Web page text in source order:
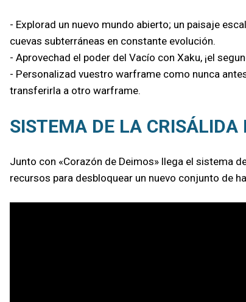
- Explorad un nuevo mundo abierto; un paisaje
cuevas subterráneas en constante evolución.
- Aprovechad el poder del Vacío con Xaku, ¡el
- Personalizad vuestro warframe como nunca
transferirla a otro warframe.
SISTEMA DE LA CRISÁLIDA
Junto con «Corazón de Deimos» llega el sistema
recursos para desbloquear un nuevo conjunto de